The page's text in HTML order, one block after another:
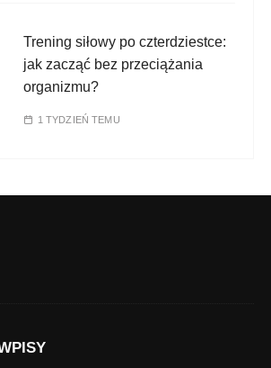
Trening siłowy po czterdziestce:
jak zacząć bez przeciążania
organizmu?
1 TYDZIEŃ TEMU